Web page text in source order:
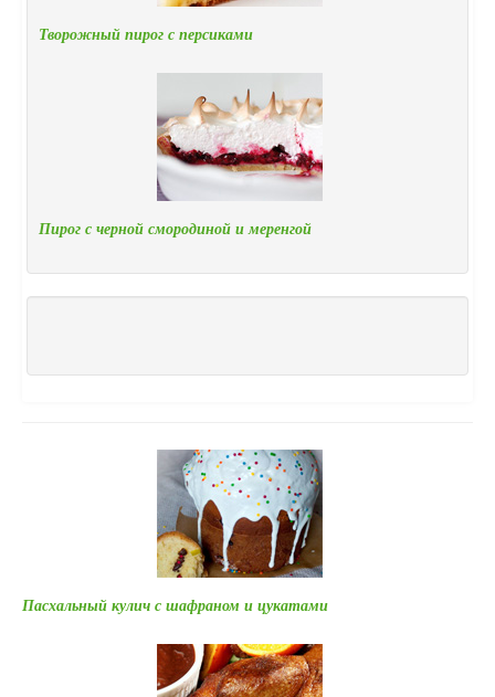
Творожный пирог с персиками
Пирог с черной смородиной и меренгой
Пасхальный кулич с шафраном и цукатами